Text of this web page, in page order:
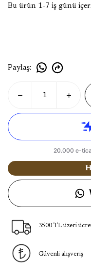
Bu ürün 1-7 iş günü
Paylaş:
3500 TL üzeri
Güvenli alışveriş